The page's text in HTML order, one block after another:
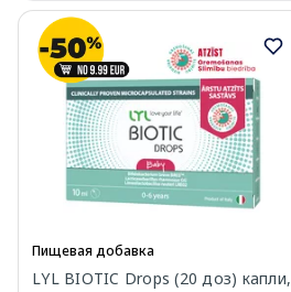
Пищевая добавка
LYL BIOTIC Drops (20 доз) капли,